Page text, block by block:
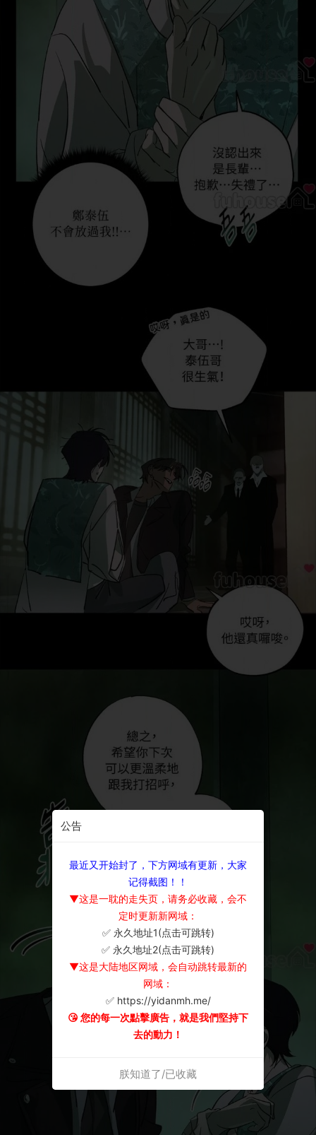
公告
最近又开始封了，下方网域有更新，大家
记得截图！！
▼这是一耽的走失页，请务必收藏，会不
定时更新新网域：
✅ 永久地址1(点击可跳转)
✅ 永久地址2(点击可跳转)
▼这是大陆地区网域，会自动跳转最新的
网域：
✅ https://yidanmh.me/
😘 您的每一次點擊廣告，就是我們堅持下
去的動力！
朕知道了/已收藏